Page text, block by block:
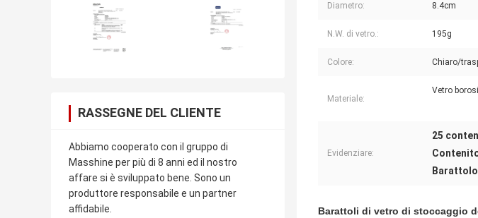
RASSEGNE DEL CLIENTE
Abbiamo cooperato con il gruppo di
Masshine per più di 8 anni ed il nostro
affare si è sviluppato bene. Sono un
produttore responsabile e un partner
affidabile.
Diametro: 8.4cm
N.W. di vetro.: 195g
Colore: Chiaro/
Materiale:
Vetro
Evidenziare:
25
Barattoli di vetro di stoccaggio